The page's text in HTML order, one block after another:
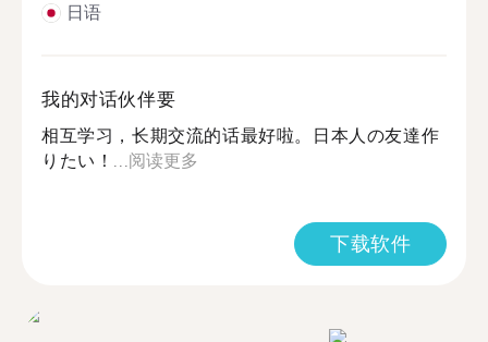
日语
我的对话伙伴要
相互学习，长期交流的话最好啦。日本人の友達作
りたい！...阅读更多
下载软件